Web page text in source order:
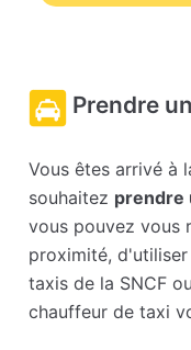
Prendre
Vous êtes arrivé à
souhaitez prendre
vous pouvez vous
proximité,
taxis de la SNCF
chauffeur de taxi